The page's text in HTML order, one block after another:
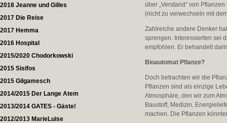
2018 Jeanne und Gilles
2017 Die Reise
2017 Hemma
2016 Hospital
2015/2020 Chodorkowski
2015 Sisifos
2015 Gilgamesch
2014/2015 Der Lange Atem
2013/2014 GATES - Gäste!
2012/2013 MarieLuise
über „Verstand“ von
(nicht zu verwechseln mit
Zahlreiche andere Denker
sprengen. Interessierten sei
empfohlen. Er behandelt
Bioautomat Pflanze?
Doch betrachten wir die
Pflanzen sind als einzige
Atmosphäre, den wir zum
Baustoff, Medizin,
machen. Die Pflanzen